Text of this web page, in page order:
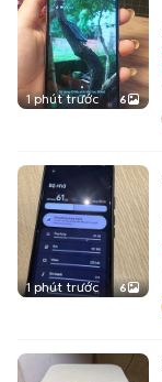
1 phút trước 6
1 phút trước 6